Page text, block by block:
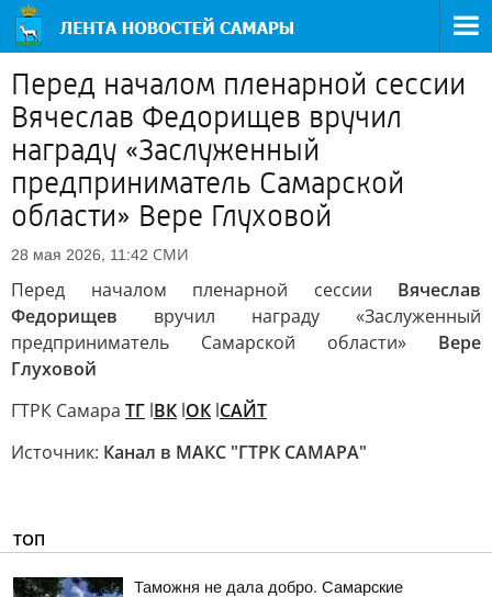
Перед началом пленарной сессии
Вячеслав Федорищев вручил
награду «Заслуженный
предприниматель Самарской
области» Вере Глуховой
28 мая 2026, 11:42 СМИ
Перед началом пленарной сессии Вячеслав
Федорищев вручил награду «Заслуженный
предприниматель Самарской области» Вере
Глуховой
ГТРК Самара ТГ lВК lОК lСАЙТ
Источник: Канал в МАКС "ГТРК САМАРА"
ТОП
Таможня не дала добро. Самарские